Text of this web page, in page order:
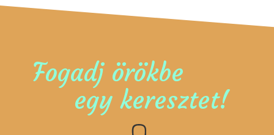
Fogadj örökbe
egy keresztet!